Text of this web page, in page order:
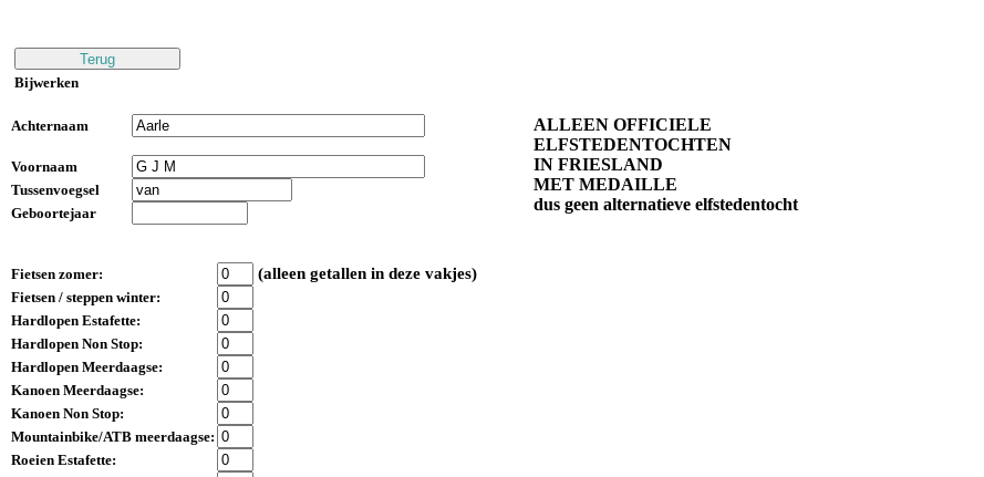
Bijwerken
Achternaam
ALLEEN OFFICIELE
ELFSTEDENTOCHTEN
IN FRIESLAND
MET MEDAILLE
dus geen alternatieve elfstedentocht
Voornaam
Tussenvoegsel
Geboortejaar
Fietsen zomer: (alleen getallen in deze vakjes)
Fietsen / steppen winter:
Hardlopen Estafette:
Hardlopen Non Stop:
Hardlopen Meerdaagse:
Kanoen Meerdaagse:
Kanoen Non Stop:
Mountainbike/ATB meerdaagse:
Roeien Estafette: